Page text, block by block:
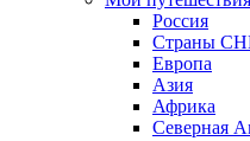
Россия
Страны
Европа
Азия
Африка
Северная